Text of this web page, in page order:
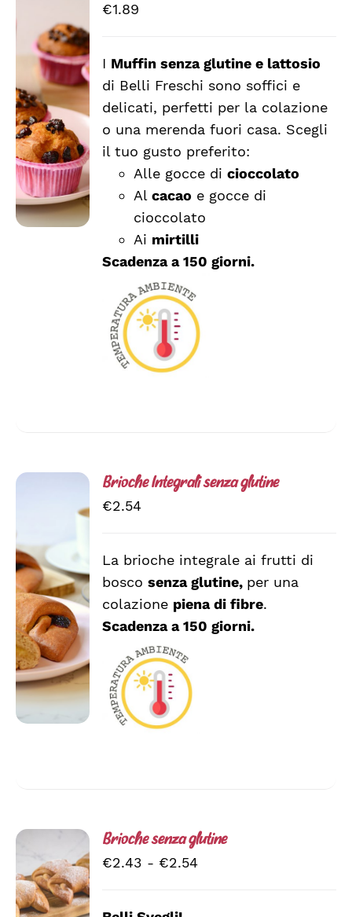
SCEGLI
QUESTO
PRODOTTO
HA
PIÙ
VARIANTI.
LE
OPZIONI
POSSONO
PRODOTTO
/
DETTAGLI
€1.89
I Muffin senza glutine e lattosio
di Belli Freschi sono soffici e
delicati, perfetti per la colazione
o una merenda fuori casa. Scegli
il tuo gusto preferito:
Alle gocce dicioccolato
Alcacao e gocce di
cioccolato
Ai mirtilli
Scadenza a 150 giorni.
SCEGLI
QUESTO
PRODOTTO
HA
PIÙ
VARIANTI.
LE
OPZIONI
POSSONO
/
DETTAGLI
Brioche Integrali senza glutine
€2.54
La brioche integrale ai frutti di
boscosenza glutine, per una
colazione piena di fibre.
Scadenza a 150 giorni.
Brioche senza glutine
€2.43 - €2.54Fascia